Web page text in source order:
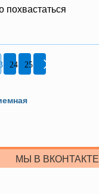
похвастаться
24 25
МЫ В ВКОНТАКТЕ